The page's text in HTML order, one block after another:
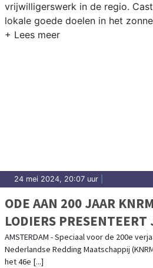
vrijwilligerswerk in de regio.
lokale goede doelen in het
24 mei 2024, 20:07 uur
ODE AAN 200 JAAR
LODIERS
EN ONTHULT UNIEKE
VANUIT HET
AMSTERDAM - Speciaal voor de 200e
Nederlandse Redding Maatschappij
het 46e [...]